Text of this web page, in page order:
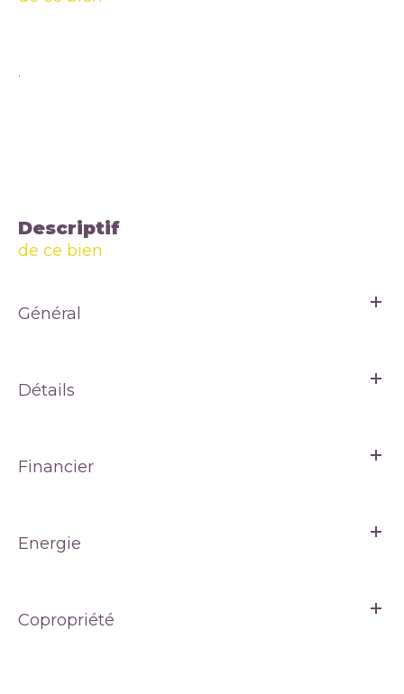
.
descriptif
de ce bien
Général
Détails
Financier
Energie
Copropriété